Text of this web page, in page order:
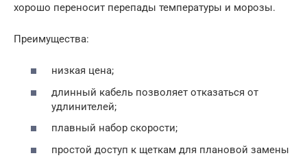
хорошо переносит перепады температуры и морозы.
Преимущества:
низкая цена;
длинный кабель позволяет отказаться от
удлинителей;
плавный набор скорости;
простой доступ к щеткам для плановой замены